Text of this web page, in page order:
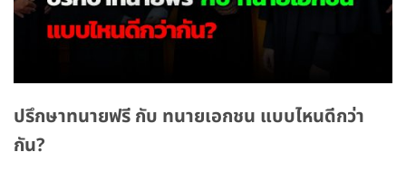
ปรึกษาทนายฟรี กับ ทนายเอกชน แบบไหนดีกว่า
กัน?